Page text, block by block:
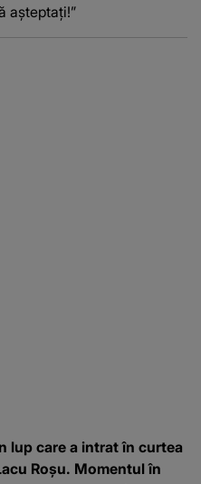
așteptați!”
lup care a intrat în curtea
Roșu. Momentul în